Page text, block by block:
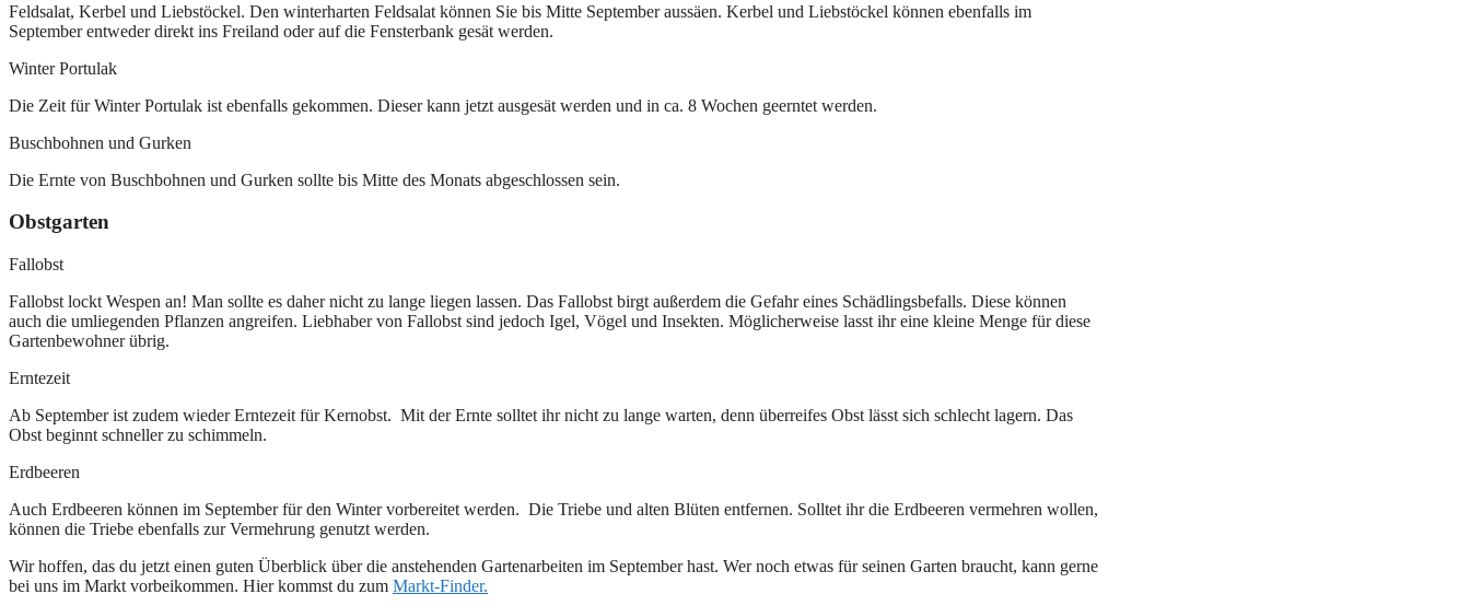
Feldsalat, Kerbel und Liebstöckel. Den winterharten Feldsalat können Sie bis Mitte September aussäen. Kerbel und Liebstöckel können ebenfalls im
September entweder direkt ins Freiland oder auf die Fensterbank gesät werden.
Winter Portulak
Die Zeit für Winter Portulak ist ebenfalls gekommen. Dieser kann jetzt ausgesät werden und in ca. 8 Wochen geerntet werden.
Buschbohnen und Gurken
Die Ernte von Buschbohnen und Gurken sollte bis Mitte des Monats abgeschlossen sein.
Obstgarten
Fallobst
Fallobst lockt Wespen an! Man sollte es daher nicht zu lange liegen lassen. Das Fallobst birgt außerdem die Gefahr eines Schädlingsbefalls. Diese können
auch die umliegenden Pflanzen angreifen. Liebhaber von Fallobst sind jedoch Igel, Vögel und Insekten. Möglicherweise lasst ihr eine kleine Menge für diese
Gartenbewohner übrig.
Erntezeit
Ab September ist zudem wieder Erntezeit für Kernobst. Mit der Ernte solltet ihr nicht zu lange warten, denn überreifes Obst lässt sich schlecht lagern. Das
Obst beginnt schneller zu schimmeln.
Erdbeeren
Auch Erdbeeren können im September für den Winter vorbereitet werden. Die Triebe und alten Blüten entfernen. Solltet ihr die Erdbeeren vermehren wollen,
können die Triebe ebenfalls zur Vermehrung genutzt werden.
Wir hoffen, das du jetzt einen guten Überblick über die anstehenden Gartenarbeiten im September hast. Wer noch etwas für seinen Garten braucht, kann gerne
bei uns im Markt vorbeikommen. Hier kommst du zum Markt-Finder.